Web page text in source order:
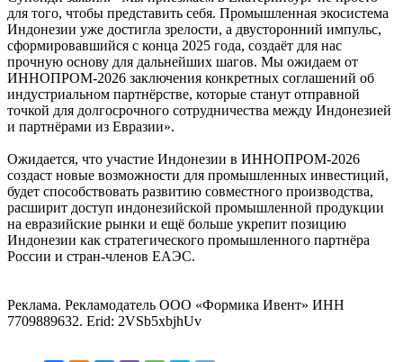
для того, чтобы представить себя. Промышленная экосистема
Индонезии уже достигла зрелости, а двусторонний импульс,
сформировавшийся с конца 2025 года, создаёт для нас
прочную основу для дальнейших шагов. Мы ожидаем от
ИННОПРОМ-2026 заключения конкретных соглашений об
индустриальном партнёрстве, которые станут отправной
точкой для долгосрочного сотрудничества между Индонезией
и партнёрами из Евразии».
Ожидается, что участие Индонезии в ИННОПРОМ-2026
создаст новые возможности для промышленных инвестиций,
будет способствовать развитию совместного производства,
расширит доступ индонезийской промышленной продукции
на евразийские рынки и ещё больше укрепит позицию
Индонезии как стратегического промышленного партнёра
России и стран-членов ЕАЭС.
Реклама. Рекламодатель ООО «Формика Ивент» ИНН
7709889632. Erid: 2VSb5xbjhUv